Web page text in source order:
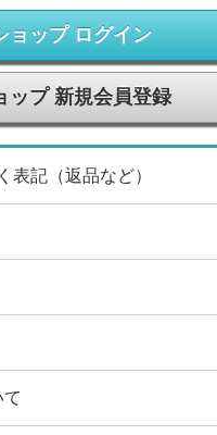
ョップ ログイン
ップ 新規会員登録
表記（返品など）